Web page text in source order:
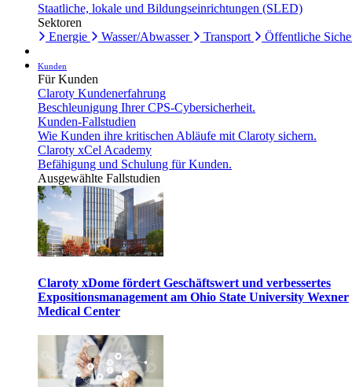
Staatliche, lokale und Bildungseinrichtungen (SLED)
Sektoren
Energie
Wasser/Abwasser Transport Öffentliche
Kunden
Für Kunden
Claroty Kundenerfahrung
Beschleunigung Ihrer CPS-Cybersicherheit.
Kunden-Fallstudien
Wie Kunden ihre kritischen Abläufe mit Claroty sichern.
Claroty xCel Academy
Befähigung und Schulung für Kunden.
Ausgewählte Fallstudien
Claroty xDome fördert Geschäftswert und verbessertes
Expositionsmanagement am Ohio State University Wexner
Medical Center